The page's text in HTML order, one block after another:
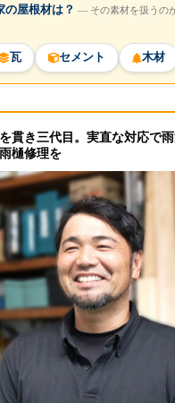
の屋根材は？ ― その素材を扱うの
瓦 セメント 木材
貫き三代目。実直な対応で
樋修理を